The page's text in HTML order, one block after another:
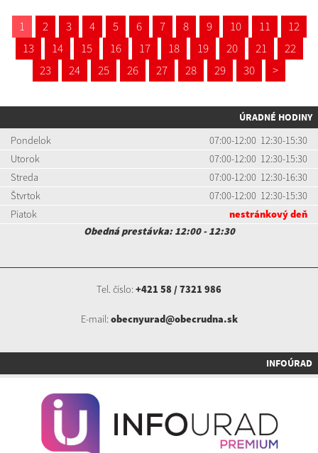
1 2 3 4 5 6 7 8 9 10 11
12
13
14 15 16 17 18 19 20 21
22
23
24 25 26 27 28 29 30 >
ÚRADNÉ HODINY
Pondelok
07:00-12:00 12:30-15:30
Utorok
07:00-12:00 12:30-15:30
Streda
07:00-12:00 12:30-16:30
Štvrtok
07:00-12:00 12:30-15:30
Piatok
nestránkový deň
Obedná prestávka: 12:00 - 12:30
Tel. číslo: +421 58 / 7321 986
E-mail: obecnyurad@obecrudna.sk
INFOÚRAD